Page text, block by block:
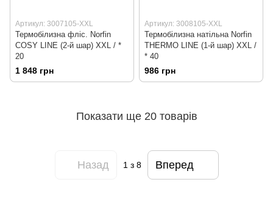
Артикул: 3007105-XXL
Термобілизна фліс. Norfin
COSY LINE (2-й шар) XXL / *
20
1 848 грн
Артикул: 3008105-XXL
Термобілизна натільна Norfin
THERMO LINE (1-й шар) XXL /
* 40
986 грн
Показати ще 20 товарів
Назад 1 з 8 Вперед